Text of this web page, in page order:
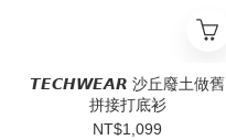
𝙏𝙀𝘾𝙃𝙒𝙀𝘼𝙍 沙丘廢土做舊
拼接打底衫
NT$1,099